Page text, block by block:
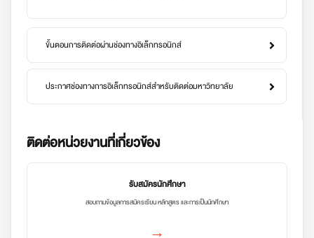
ขั้นตอนการติดต่อผ่านช่องทางอิเล็กทรอนิกส์
ประกาศช่องทางการอิเล็กทรอนิกส์สำหรับติดต่อมหาวิทยาลัย
ติดต่อหน่วยงานที่เกี่ยวข้อง
รับสมัครนักศึกษา
สอบถามข้อมูลการสมัครเรียน หลักสูตร และการเป็นนักศึกษา
→